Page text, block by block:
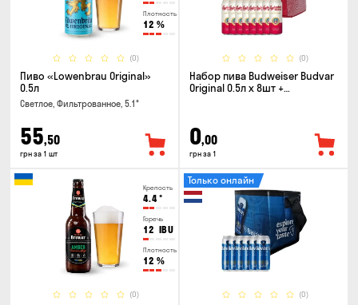
Плотность
12 %
(0)
Пиво «Lowenbrau Original»
0.5л
Светлое, Фильтрованное, 5.1°
55,50
грн за 1 шт
(0)
Набор пива Budweiser Budvar
Original 0.5л x 8шт +
0,00
грн за 1
Крепость
4.4°
Горечь
12 IBU
Плотность
12 %
(0) (0)
Только онлайн